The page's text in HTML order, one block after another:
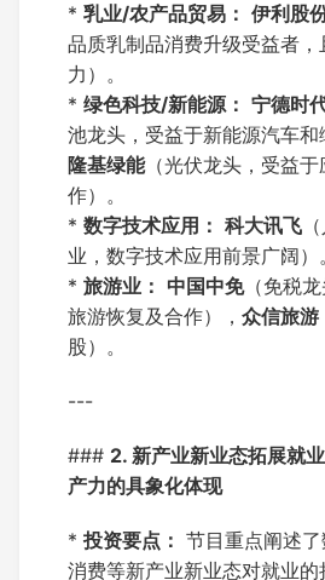
* 乳业/农产品贸易： 伊利股
品质乳制品消费升级受益者
力）。
* 绿色科技/新能源： 宁德时
池龙头，受益于新能源汽车和
隆基绿能（光伏龙头，受益
作）。
* 数字技术应用： 科大讯飞
业，数字技术应用前景广阔）。
* 旅游业： 中国中免（免税
旅游恢复及合作）， 众信旅游
股）。
---
### 2. 新产业新业态拓展就
产力的具象化体现
* 投资要点： 节目重点阐述
消费等新产业新业态对就业